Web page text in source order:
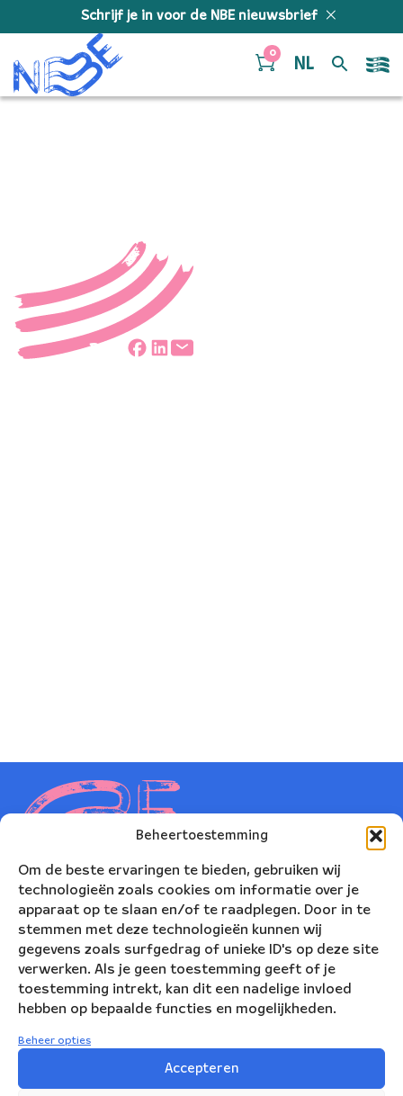
Beheertoestemming
Om de beste ervaringen te bieden, gebruiken wij
technologieën zoals cookies om informatie over je
apparaat op te slaan en/of te raadplegen. Door in te
stemmen met deze technologieën kunnen wij
gegevens zoals surfgedrag of unieke ID's op deze site
verwerken. Als je geen toestemming geeft of je
toestemming intrekt, kan dit een nadelige invloed
hebben op bepaalde functies en mogelijkheden.
Beheer opties
Accepteren
Schrijf je in voor de NBE nieuwsbrief
0
NL
Deel
Nederlands Blazers Ensemble
Korte Leidsedwarsstraat 12